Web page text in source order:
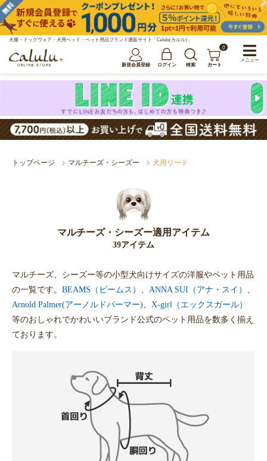
犬服・ドッグウェア・犬用ベッド・ペット用品ブランド通販サイト「Calulu(カルル)」
新規会員登録 ログイン 検索
0
カート
トップページ マルチーズ・シーズー 犬用リード
マルチーズ・シーズー適用アイテム
39アイテム
マルチーズ、シーズー等の小型犬向けサイズの洋服やペット用品
の一覧です。 BEAMS（ビームス） ANNA SUI（アナ・スイ）
Arnold Palmer(アーノルドパーマー)
X-girl（エックスガール）
等のおしゃれでかわいいブランド公式のペット用品を数多く揃え
ております。
メニュー